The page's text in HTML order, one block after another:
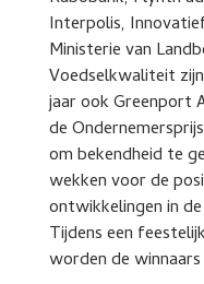
Interpolis,
Ministerie van
Voedselkwaliteit
jaar ook Greenport
de
om bekendheid te
wekken voor de
ontwikkelingen in
Tijdens een
worden de